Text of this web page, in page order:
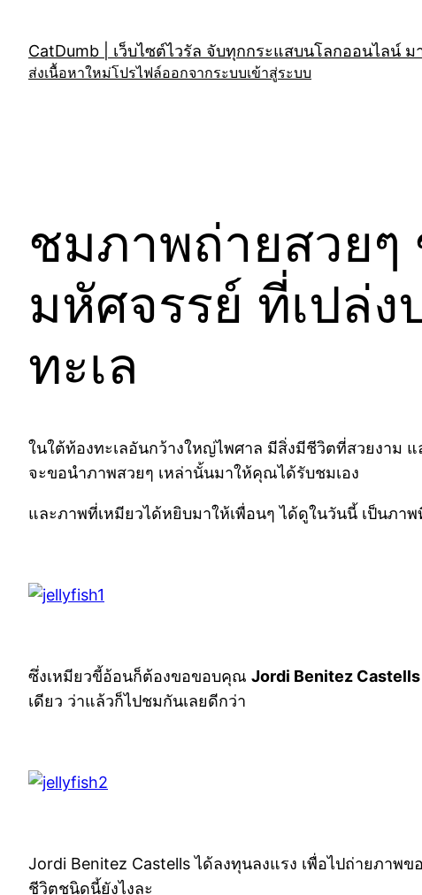
content
CatDumb | เว็บไซต์ไวรัล จับทุกกระแสบนโลกออนไลน์
ส่งเนื้อหาใหม่โปรไฟล์ออกจากระบบเข้าสู่ระบบ
ชมภาพถ่ายสวยๆ
มหัศจรรย์ ที่เปล่
ทะเล
ในใต้ท้องทะเลอันกว้างใหญ่ไพศาล มีสิ่งมีชีวิตที่สวยงาม แ
จะขอนำภาพสวยๆ เหล่านั้นมาให้คุณได้รับชมเอง
และภาพที่เหมียวได้หยิบมาให้เพื่อนๆ ได้ดูในวันนี้ เป็นภา
ซึ่งเหมียวขี้อ้อนก็ต้องขอขอบคุณ Jordi Benitez Castells
เดียว ว่าแล้วก็ไปชมกันเลยดีกว่า
Jordi Benitez Castells ได้ลงทุนลงแรง เพื่อไปถ่ายภา
ชีวิตชนิดนี้ยังไงละ